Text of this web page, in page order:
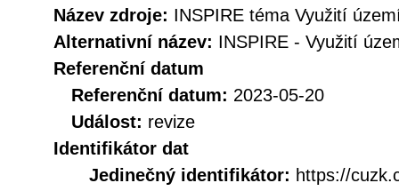
Název zdroje: INSPIRE téma Využití
Alternativní název: INSPIRE - Využití
Referenční datum
Referenční datum: 2023-05-20
Událost: revize
Identifikátor dat
Jedinečný identifikátor: https://